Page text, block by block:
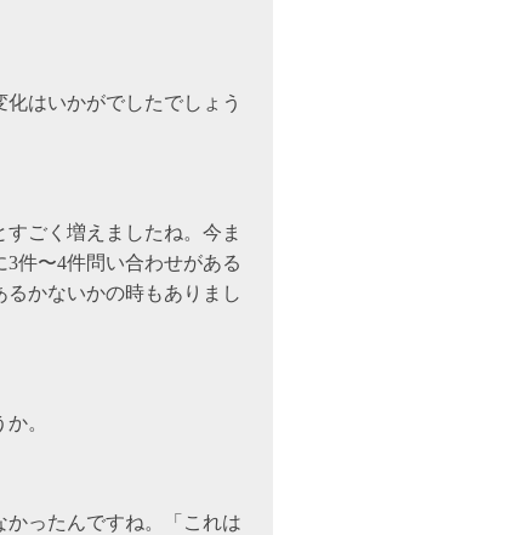
はいかがでしたでしょう
すごく増えましたね。今ま
件〜4件問い合わせがある
かないかの時もありまし
。
ったんですね。「これは